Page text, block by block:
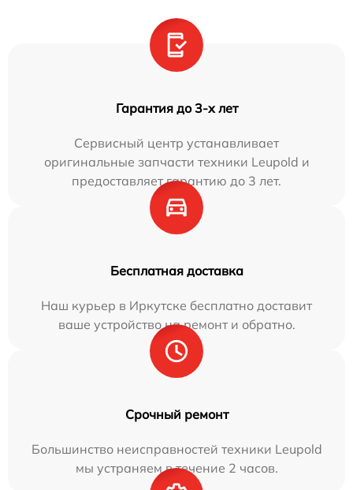
Гарантия до 3-х лет
Сервисный центр устанавливает
оригинальные запчасти техники Leupold и
предоставляет гарантию до 3 лет.
Бесплатная доставка
Наш курьер в Иркутске бесплатно доставит
ваше устройство на ремонт и обратно.
Срочный ремонт
Большинство неисправностей техники Leupold
мы устраняем в течение 2 часов.